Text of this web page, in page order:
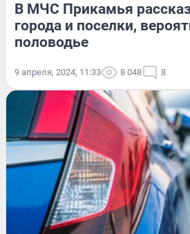
В МЧС Прикамья
города и поселки,
половодье
9 апреля, 2024, 11:33 8 048 8